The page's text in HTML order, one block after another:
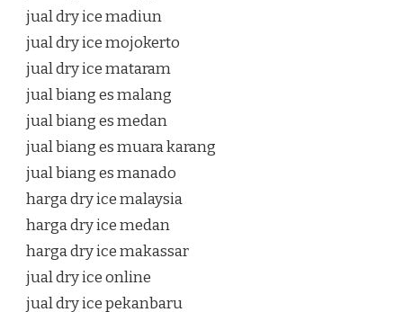
jual dry ice madiun
jual dry ice mojokerto
jual dry ice mataram
jual biang es malang
jual biang es medan
jual biang es muara karang
jual biang es manado
harga dry ice malaysia
harga dry ice medan
harga dry ice makassar
jual dry ice online
jual dry ice pekanbaru